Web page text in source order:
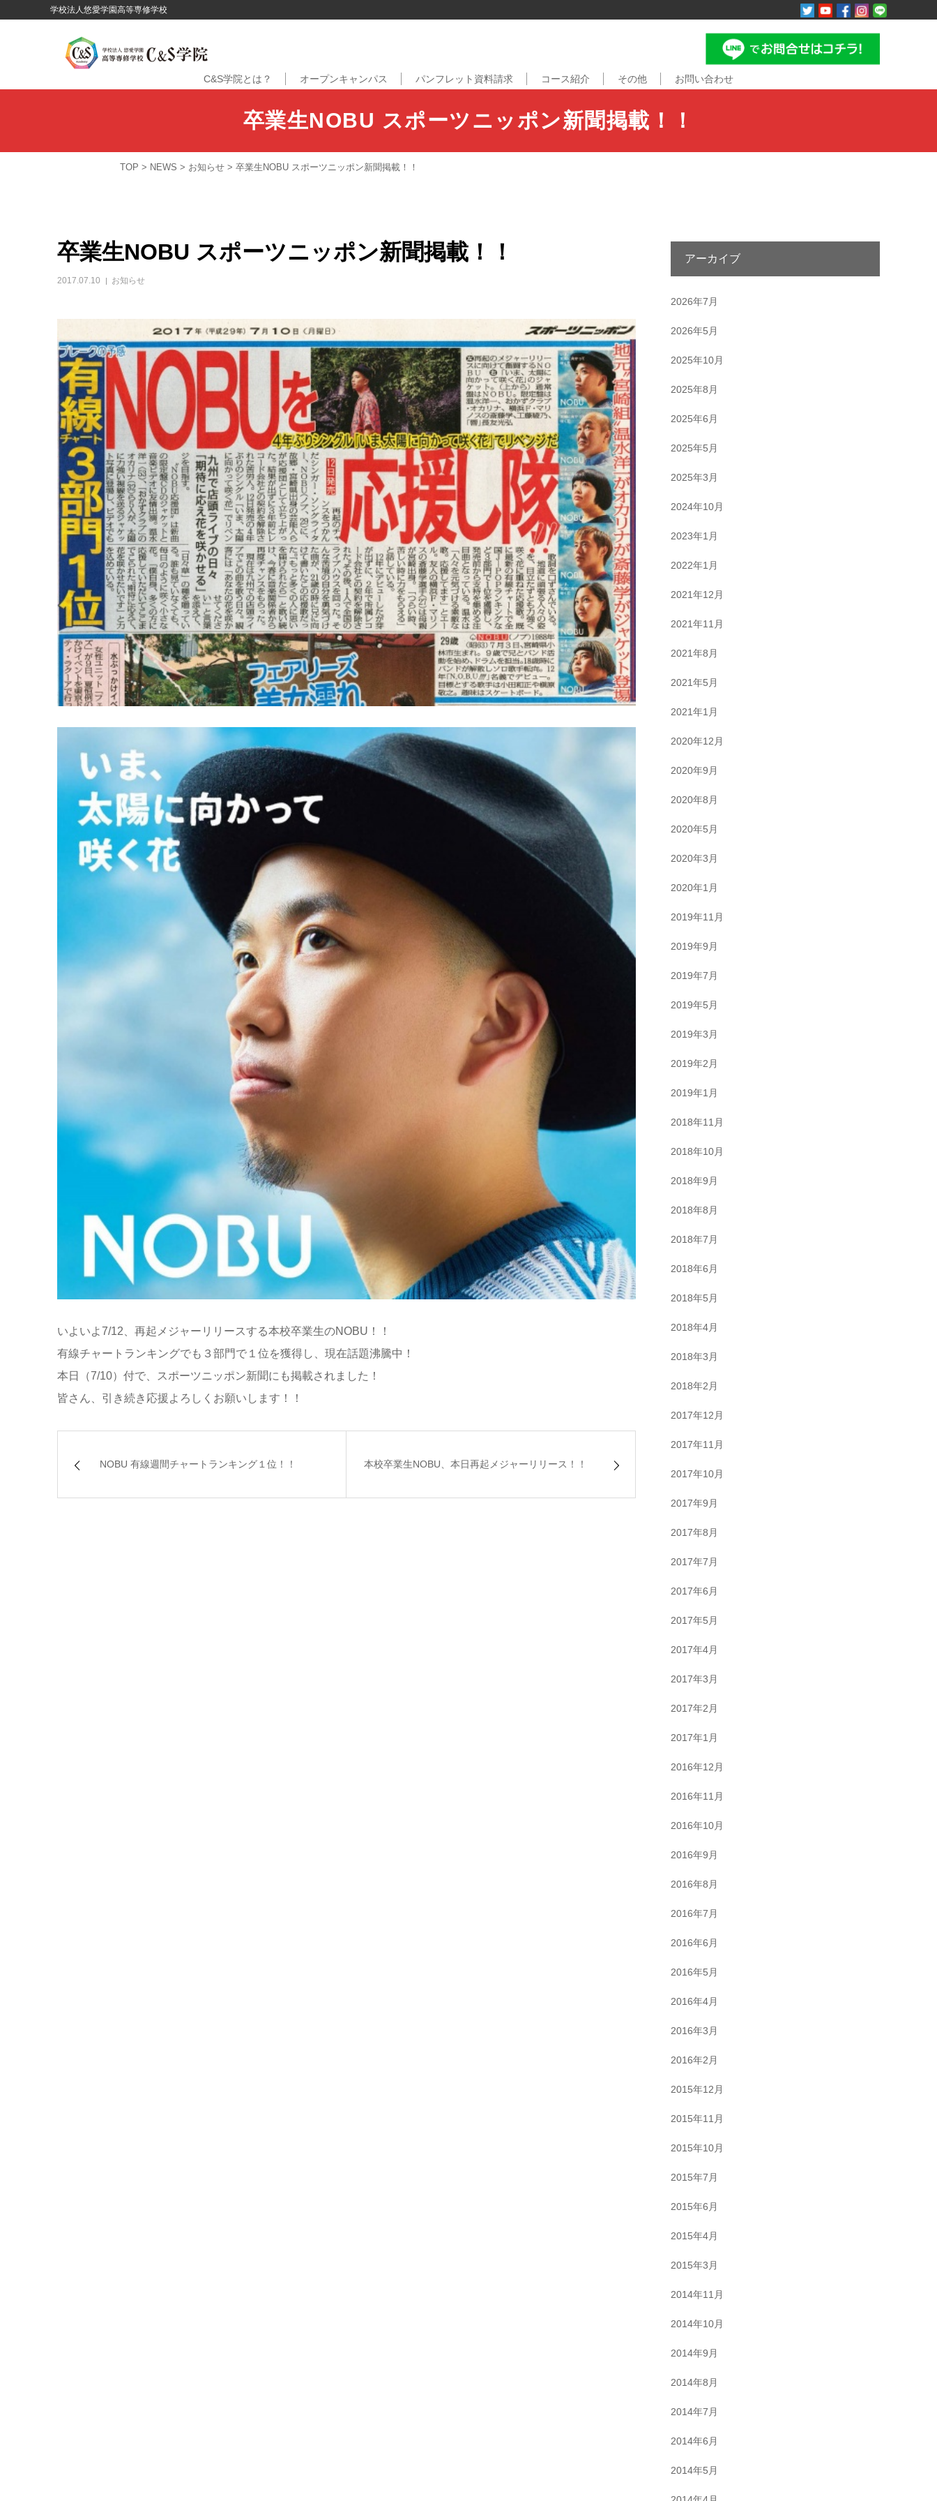
学校法人悠愛学園高等専修学校
C&S学院とは？ オープンキャンパス パンフレット資料請求 コース紹介 その他 お問い合わせ
卒業生NOBU スポーツニッポン新聞掲載！！
TOP > NEWS > お知らせ > 卒業生NOBU スポーツニッポン新聞掲載！！
卒業生NOBU スポーツニッポン新聞掲載！！
2017.07.10 お知らせ
いよいよ7/12、再起メジャーリリースする本校卒業生のNOBU！！
有線チャートランキングでも３部門で１位を獲得し、現在話題沸騰中！
本日（7/10）付で、スポーツニッポン新聞にも掲載されました！
皆さん、引き続き応援よろしくお願いします！！
NOBU 有線週間チャートランキング１位！！ 本校卒業生NOBU、本日再起メジャーリリース！！
アーカイブ
2026年7月
2026年5月
2025年10月
2025年8月
2025年6月
2025年5月
2025年3月
2024年10月
2023年1月
2022年1月
2021年12月
2021年11月
2021年8月
2021年5月
2021年1月
2020年12月
2020年9月
2020年8月
2020年5月
2020年3月
2020年1月
2019年11月
2019年9月
2019年7月
2019年5月
2019年3月
2019年2月
2019年1月
2018年11月
2018年10月
2018年9月
2018年8月
2018年7月
2018年6月
2018年5月
2018年4月
2018年3月
2018年2月
2017年12月
2017年11月
2017年10月
2017年9月
2017年8月
2017年7月
2017年6月
2017年5月
2017年4月
2017年3月
2017年2月
2017年1月
2016年12月
2016年11月
2016年10月
2016年9月
2016年8月
2016年7月
2016年6月
2016年5月
2016年4月
2016年3月
2016年2月
2015年12月
2015年11月
2015年10月
2015年7月
2015年6月
2015年4月
2015年3月
2014年11月
2014年10月
2014年9月
2014年8月
2014年7月
2014年6月
2014年5月